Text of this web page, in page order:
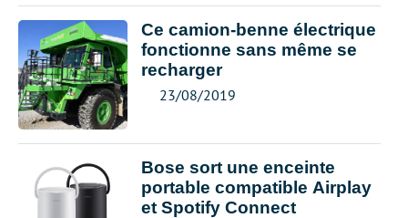
Ce camion-benne électrique
fonctionne sans même se
recharger
23/08/2019
Bose sort une enceinte
portable compatible Airplay
et Spotify Connect